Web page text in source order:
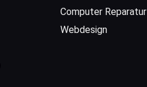
Computer Reparatur
Webdesign